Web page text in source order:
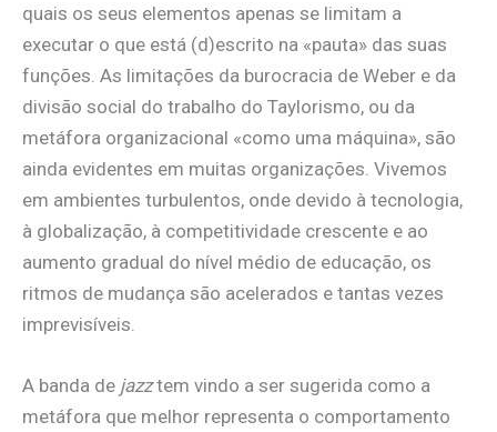
quais os seus elementos apenas se limitam a
executar o que está (d)escrito na «pauta» das suas
funções. As limitações da burocracia de Weber e da
divisão social do trabalho do Taylorismo, ou da
metáfora organizacional «como uma máquina», são
ainda evidentes em muitas organizações. Vivemos
em ambientes turbulentos, onde devido à tecnologia,
à globalização, à competitividade crescente e ao
aumento gradual do nível médio de educação, os
ritmos de mudança são acelerados e tantas vezes
imprevisíveis.
A banda de jazztem vindo a ser sugerida como a
metáfora que melhor representa o comportamento